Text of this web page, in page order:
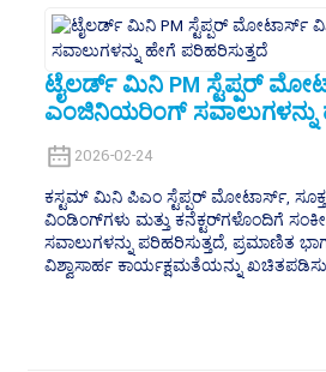
ಟೈಲರ್ಡ್ ಮಿನಿ PM ಸ್ಟೆಪ್ಪರ್
ಎಂಜಿನಿಯರಿಂಗ್ ಸವಾಲುಗಳನ್ನು
2026-02-24
ಕಸ್ಟಮ್ ಮಿನಿ ಪಿಎಂ ಸ್ಟೆಪ್ಪರ್ ಮೋಟಾರ್ಸ್,
ವಿಂಡಿಂಗ್‌ಗಳು ಮತ್ತು ಕನೆಕ್ಟರ್‌ಗಳೊಂದಿಗೆ
ಸವಾಲುಗಳನ್ನು ಪರಿಹರಿಸುತ್ತದೆ, ಪ್ರಮಾಣಿತ
ವಿಶ್ವಾಸಾರ್ಹ ಕಾರ್ಯಕ್ಷಮತೆಯನ್ನು